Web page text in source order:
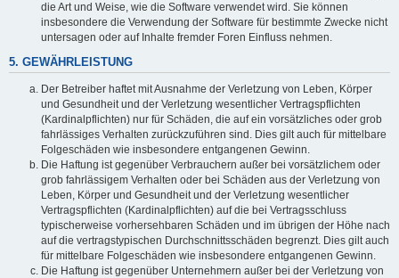
die Art und Weise, wie die Software verwendet wird. Sie können
insbesondere die Verwendung der Software für bestimmte Zwecke nicht
untersagen oder auf Inhalte fremder Foren Einfluss nehmen.
5. GEWÄHRLEISTUNG
Der Betreiber haftet mit Ausnahme der Verletzung von Leben, Körper
und Gesundheit und der Verletzung wesentlicher Vertragspflichten
(Kardinalpflichten) nur für Schäden, die auf ein vorsätzliches oder grob
fahrlässiges Verhalten zurückzuführen sind. Dies gilt auch für mittelbare
Folgeschäden wie insbesondere entgangenen Gewinn.
Die Haftung ist gegenüber Verbrauchern außer bei vorsätzlichem oder
grob fahrlässigem Verhalten oder bei Schäden aus der Verletzung von
Leben, Körper und Gesundheit und der Verletzung wesentlicher
Vertragspflichten (Kardinalpflichten) auf die bei Vertragsschluss
typischerweise vorhersehbaren Schäden und im übrigen der Höhe nach
auf die vertragstypischen Durchschnittsschäden begrenzt. Dies gilt auch
für mittelbare Folgeschäden wie insbesondere entgangenen Gewinn.
Die Haftung ist gegenüber Unternehmern außer bei der Verletzung von